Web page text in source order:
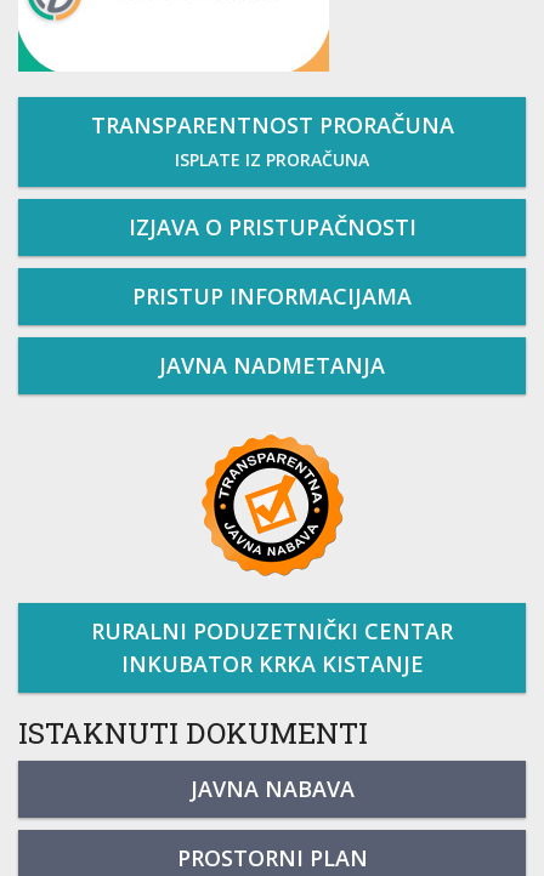
TRANSPARENTNOST PRORAČUNA
ISPLATE IZ PRORAČUNA
IZJAVA O PRISTUPAČNOSTI
PRISTUP INFORMACIJAMA
JAVNA NADMETANJA
RURALNI PODUZETNIČKI CENTAR
INKUBATOR KRKA KISTANJE
ISTAKNUTI DOKUMENTI
JAVNA NABAVA
PROSTORNI PLAN